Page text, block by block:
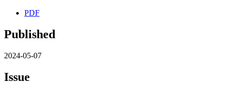
PDF
Published
2024-05-07
Issue